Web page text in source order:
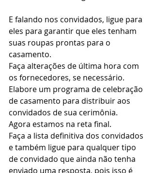
E falando nos convidados, ligue para
eles para garantir que eles tenham
suas roupas prontas para o
casamento.
Faça alterações de última hora com
os fornecedores, se necessário.
Elabore um programa de celebração
de casamento para distribuir aos
convidados de sua cerimônia.
Agora estamos na reta final.
Faça a lista definitiva dos convidados
e também ligue para qualquer tipo
de convidado que ainda não tenha
enviado uma resposta, pois isso é